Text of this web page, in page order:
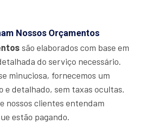
Nossos Orçamentos
são elaborados com base em
do serviço necessário.
minuciosa, fornecemos um
e detalhado, sem taxas ocultas.
nossos clientes entendam
estão pagando.